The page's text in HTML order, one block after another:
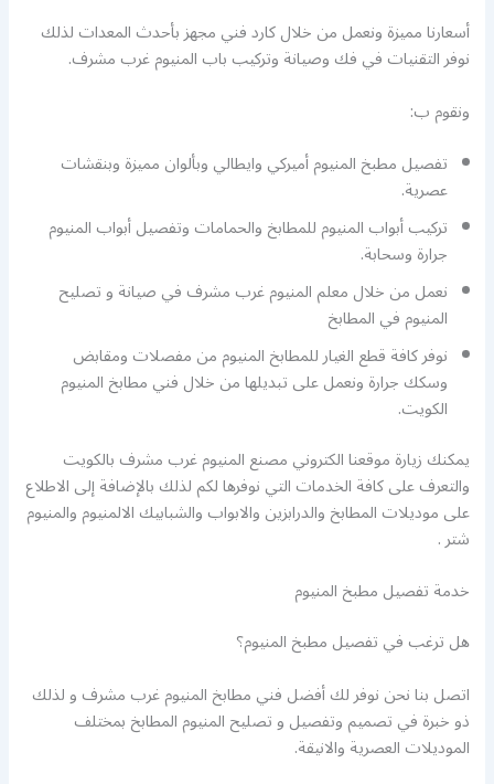
أسعارنا مميزة ونعمل من خلال كارد فني مجهز بأحدث المعدات لذلك
نوفر التقنيات في فك وصيانة وتركيب باب المنيوم غرب مشرف.
ونقوم ب:
تفصيل مطبخ المنيوم أميركي وايطالي وبألوان مميزة وبنقشات
عصرية.
تركيب أبواب المنيوم للمطابخ والحمامات وتفصيل أبواب المنيوم
جرارة وسحابة.
نعمل من خلال معلم المنيوم غرب مشرف في صيانة و تصليح
المنيوم في المطابخ
نوفر كافة قطع الغيار للمطابخ المنيوم من مفصلات ومقابض
وسكك جرارة ونعمل على تبديلها من خلال فني مطابخ المنيوم
الكويت.
يمكنك زيارة موقعنا الكتروني مصنع المنيوم غرب مشرف بالكويت
والتعرف على كافة الخدمات التي نوفرها لكم لذلك بالإضافة إلى الاطلاع
على موديلات المطابخ والدرابزين والابواب والشبابيك الالمنيوم والمنيوم
شتر .
خدمة تفصيل مطبخ المنيوم
هل ترغب في تفصيل مطبخ المنيوم؟
اتصل بنا نحن نوفر لك أفضل فني مطابخ المنيوم غرب مشرف و لذلك
ذو خبرة في تصميم وتفصيل و تصليح المنيوم المطابخ بمختلف
الموديلات العصرية والانيقة.